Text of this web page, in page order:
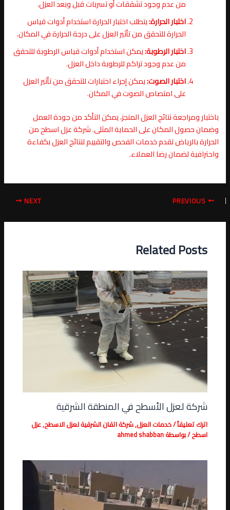
من عدم وجود تشققات أو تسربات قبل وبعد العزل.
اختبار الحرارة:يتطلب اختبار الحرارة استخدام أدوات قياس
الحرارة للتحقق من تأثير العزل على درجة الحرارة في المكان.
اختبار الرطوبة:يمكن استخدام أدوات قياس الرطوبة للتحقق
من عدم وجود تراكم للرطوبة داخل العزل.
اختبار الصوت:يمكن إجراء اختبارات للتحقق من تأثير العزل
على امتصاص الصوت في المكان.
باختبار ومراجعة نتائج العزل المنجز، يمكن التأكد من جودة العمل
وضمان حصول المكان على الحماية المثلى. شركة عزل اسطح من
الحرارة بالرياض تقدم خدمات الفحص والتقييم لنتائج العزل بكفاءة
واحترافية لضمان رضا العملاء.
NEXT
Related Posts
شركة لعزل الأسطح في المنطقة الشرقية
اترك تعليقاً/خدمات العزل,شركة اتقان الشرقية لعزل الاسطح,عزل
اسطح/ بواسطةahmed shabban